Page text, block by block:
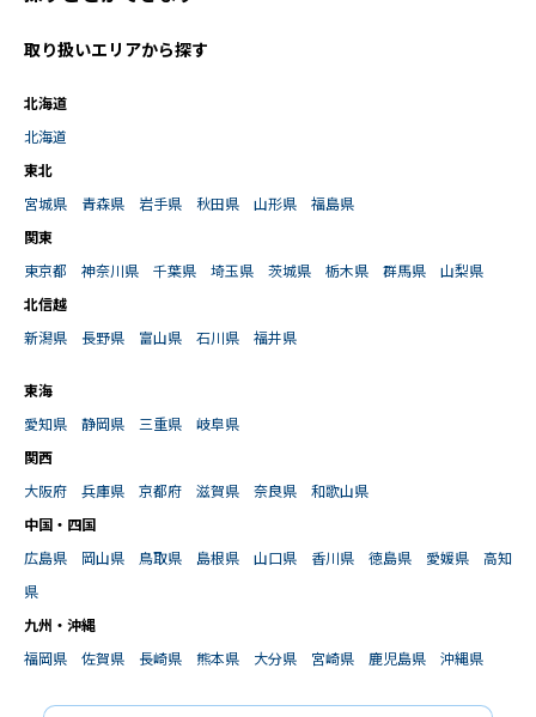
取り扱いエリアから探す
北海道
北海道
東北
宮城県
青森県 岩手県 秋田県 山形県
福島県
関東
東京都
神奈川県 千葉県 埼玉県 茨城県 栃木県 群馬県
山梨県
北信越
新潟県
長野県 富山県 石川県 福井県
東海
愛知県
静岡県 三重県
岐阜県
関西
大阪府
兵庫県 京都府 滋賀県 奈良県
和歌山県
中国・四国
広島県
岡山県 鳥取県 島根県 山口県 香川県 徳島県 愛媛県
高知
県
九州・沖縄
福岡県
佐賀県 長崎県 熊本県 大分県 宮崎県 鹿児島県 沖縄県